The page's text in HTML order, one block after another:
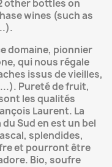
other bottles on
wines (such as
domaine, pionnier
qui nous régale
issus de vieilles,
Pureté de fruit,
les qualités
Laurent. La
Sud en est un bel
splendides,
et pourront être
Bio, soufre